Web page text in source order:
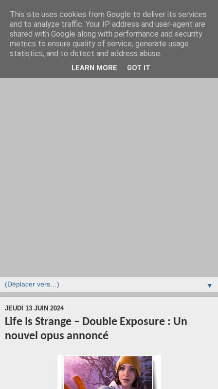
▼
JEUDI 13 JUIN 2024
Life Is Strange – Double Exposure : Un
nouvel opus annoncé
This site uses cookies from Google to deliver its services
and to analyze traffic. Your IP address and user-agent are
shared with Google along with performance and security
metrics to ensure quality of service, generate usage
statistics, and to detect and address abuse.
LEARN MORE GOT IT